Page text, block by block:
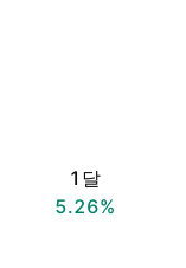
1달
5.26%